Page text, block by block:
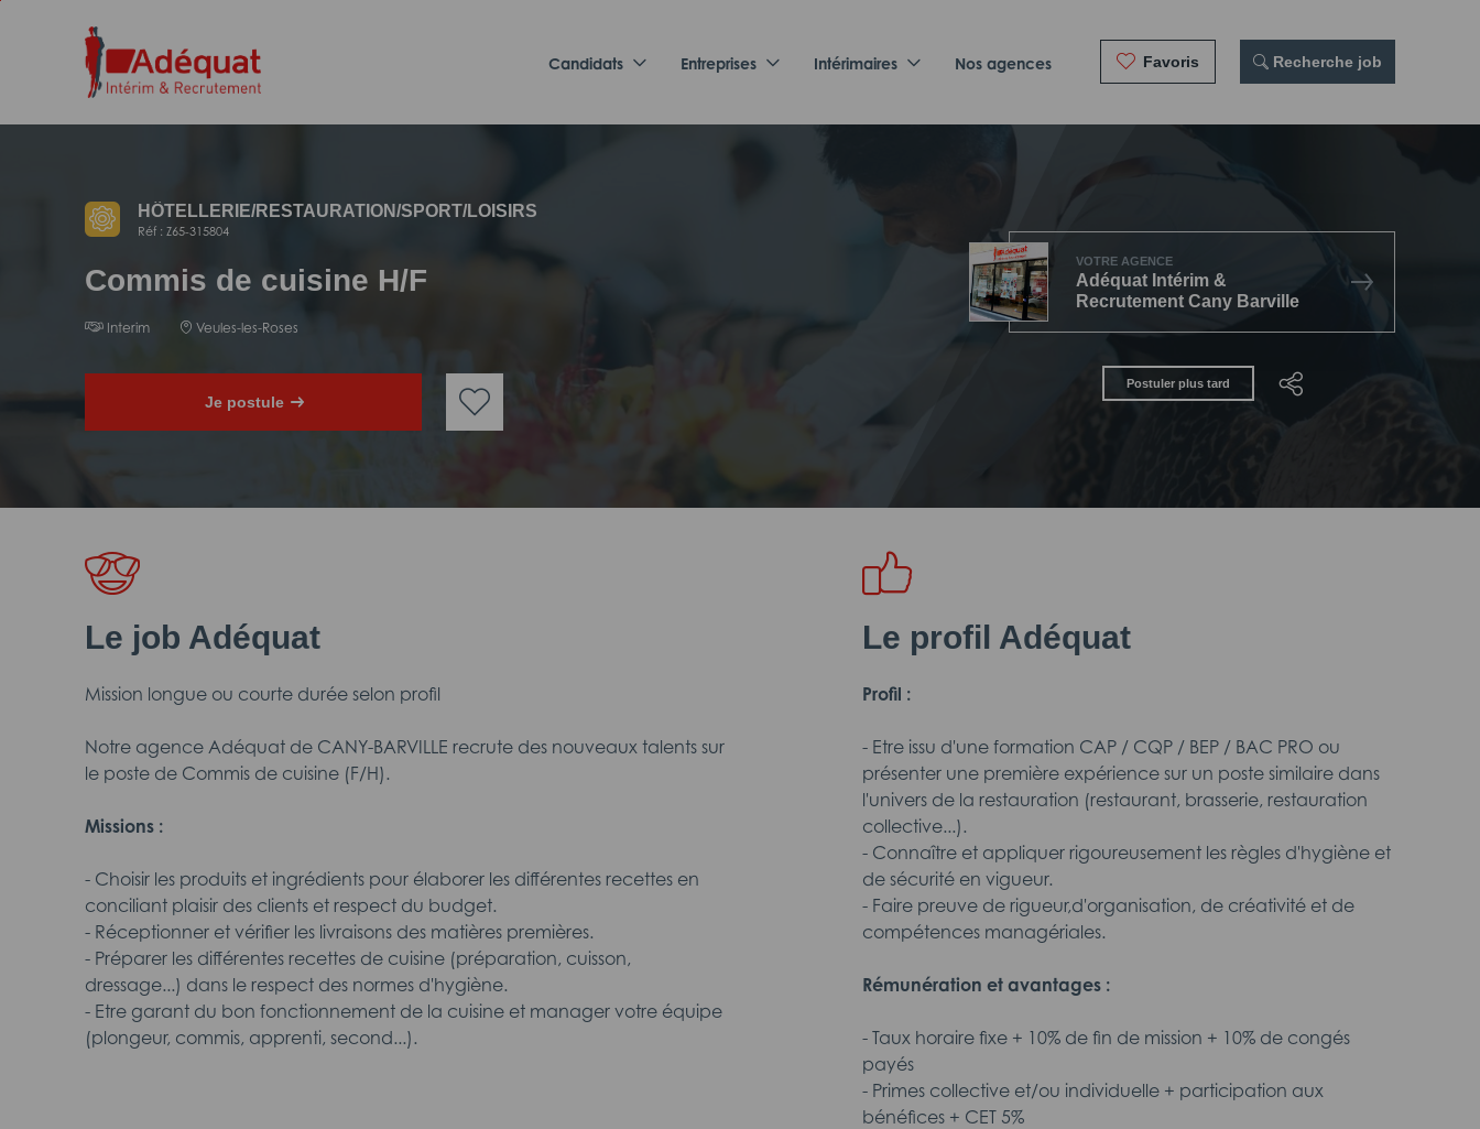
navigation
Candidats Entreprises Intérimaires Nos agences Favoris Recherche job
HÔTELLERIE/RESTAURATION/SPORT/LOISIRS
Réf : Z65-315804
Commis de cuisine H/F
Interim Veules-les-Roses
Je postule
VOTRE AGENCE
Adéquat Intérim &
Recrutement Cany Barville
Postuler plus tard
Le job Adéquat
Mission longue ou courte durée selon profil
Notre agence Adéquat de CANY-BARVILLE recrute des nouveaux talents sur
le poste de Commis de cuisine (F/H).
Missions :
- Choisir les produits et ingrédients pour élaborer les différentes recettes en
conciliant plaisir des clients et respect du budget.
- Réceptionner et vérifier les livraisons des matières premières.
- Préparer les différentes recettes de cuisine (préparation, cuisson,
dressage...) dans le respect des normes d'hygiène.
- Etre garant du bon fonctionnement de la cuisine et manager votre équipe
(plongeur, commis, apprenti, second...).
Le profil Adéquat
Profil :
- Etre issu d'une formation CAP / CQP / BEP / BAC PRO ou
présenter une première expérience sur un poste similaire dans
l'univers de la restauration (restaurant, brasserie, restauration
collective...).
- Connaître et appliquer rigoureusement les règles d'hygiène et
de sécurité en vigueur.
- Faire preuve de rigueur,d'organisation, de créativité et de
compétences managériales.
Rémunération et avantages :
- Taux horaire fixe + 10% de fin de mission + 10% de congés
payés
- Primes collective et/ou individuelle + participation aux
bénéfices + CET 5%